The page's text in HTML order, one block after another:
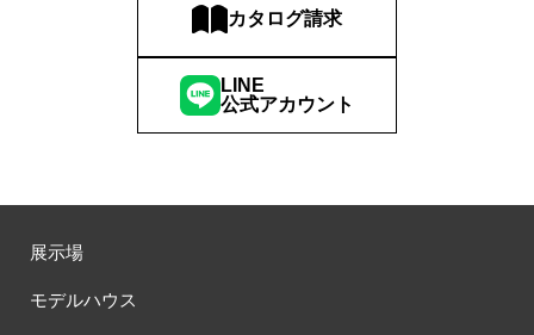
カタログ請求
LINE
公式アカウント
展示場
モデルハウス